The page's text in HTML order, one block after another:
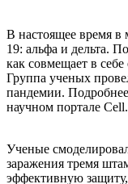
В настоящее время в
19: альфа и дельта.
как совмещает в
Группа ученых
пандемии.
научном портале Cell.
Ученые
заражения тремя
эффективную